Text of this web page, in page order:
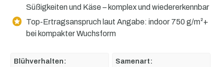
Süßigkeiten und Käse – komplex und wiedererkennbar
Top-Ertragsanspruch laut Angabe: indoor 750 g/m²+
bei kompakter Wuchsform
Blühverhalten:
Samenart: